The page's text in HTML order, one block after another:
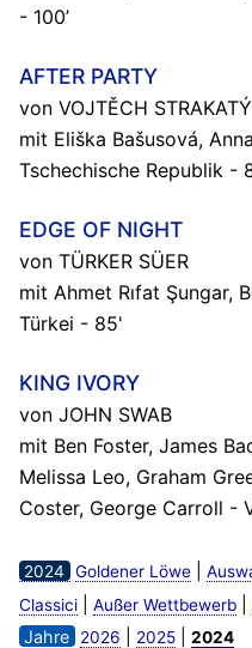
- 100’
AFTER PARTY
von VOJTĚCH STRAKATÝ
mit Eliška Bašusová,
Tschechische Republik -
EDGE OF NIGHT
von TÜRKER SÜER
mit Ahmet Rıfat Şungar,
Türkei - 85'
KING IVORY
von JOHN SWAB
mit Ben Foster, James
Melissa Leo, Graham
Coster, George Carroll -
2024 Goldener Löwe|
Classici| Außer Wettbewerb|
Jahre 2026 2025| 2024